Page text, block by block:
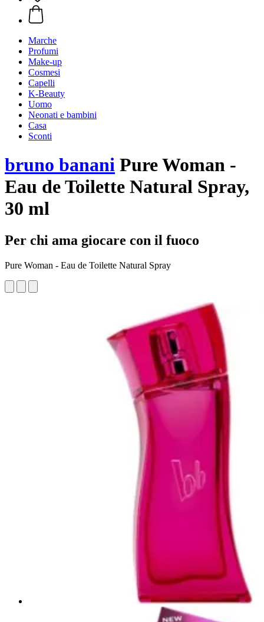
Marche
Profumi
Make-up
Cosmesi
Capelli
K-Beauty
Uomo
Neonati e bambini
Casa
Sconti
bruno banani Pure Woman -
Eau de Toilette Natural Spray,
30 ml
Per chi ama giocare con il fuoco
Pure Woman - Eau de Toilette Natural Spray